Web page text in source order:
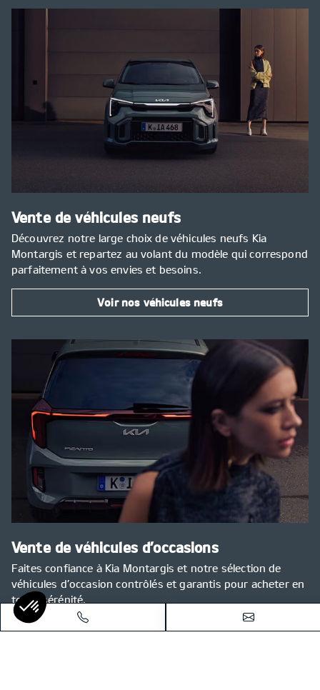
Vente de véhicules neufs
Découvrez notre large choix de véhicules neufs Kia
Montargis et repartez au volant du modèle qui correspond
parfaitement à vos envies et besoins.
Voir nos véhicules neufs
Vente de véhicules d’occasions
Faites confiance à Kia Montargis et notre sélection de
véhicules d’occasion contrôlés et garantis pour acheter en
toute sérénité.
Voir nos véhicules d'occasions